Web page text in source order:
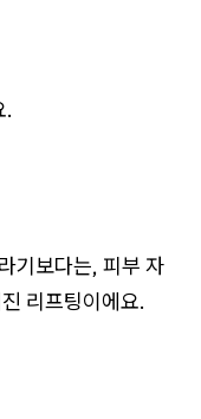
.
기보다는, 피부 자
리프팅이에요.